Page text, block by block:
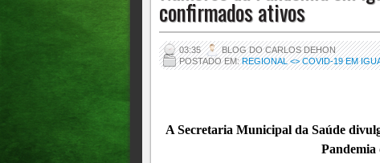
confirmados ativos
03:35
BLOG DO CARLOS DEHON
POSTADO EM:REGIONAL <> COVID-19 EM
A Secretaria Municipal da Saúde
Pandemia